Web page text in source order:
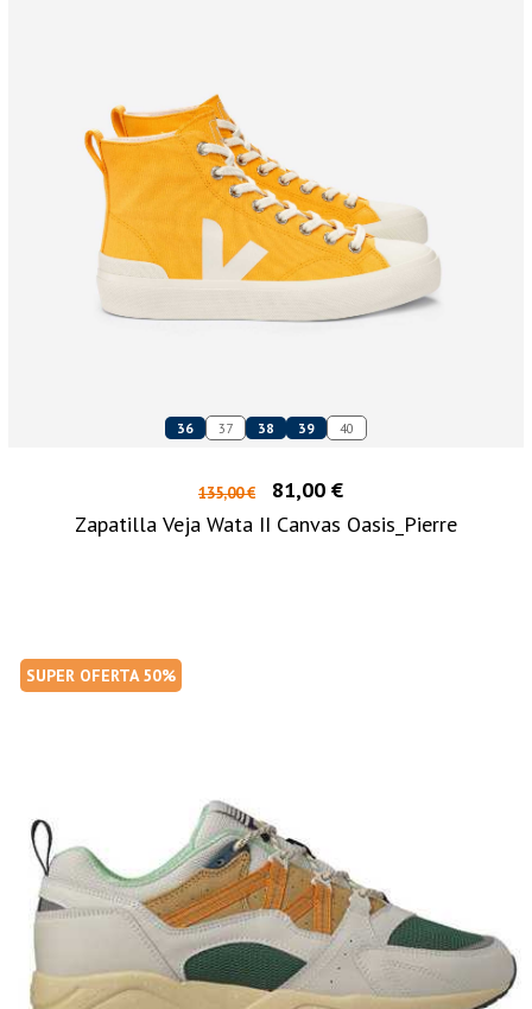
36 37 38 39 40
135,00 €
81,00 €
Zapatilla Veja Wata II Canvas Oasis_Pierre
SUPER OFERTA 50%